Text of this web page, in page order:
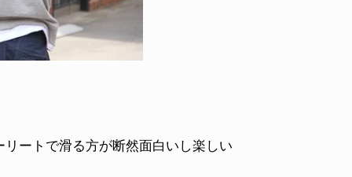
ートで滑る方が断然面白いし楽しい